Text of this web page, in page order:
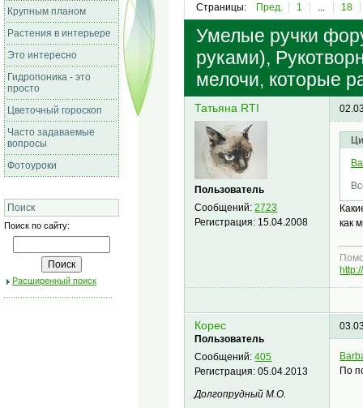
Крупным планом
Растения в интерьере
Это интересно
Гидропоника - это
просто
Цветочный гороскоп
Часто задаваемые
вопросы
Фотоуроки
Поиск
Поиск по сайту:
Расширенный поиск
Страницы: Пред. 1 ... 18
Умелые ручки
руками),
мелочи, которые
Татьяна RTI
Пользователь
Сообщений:2723
Регистрация: 15.04.2008
как
Корес
Пользователь
Сообщений:405
Регистрация:05.04.2013
Долгопрудный М.О.
По